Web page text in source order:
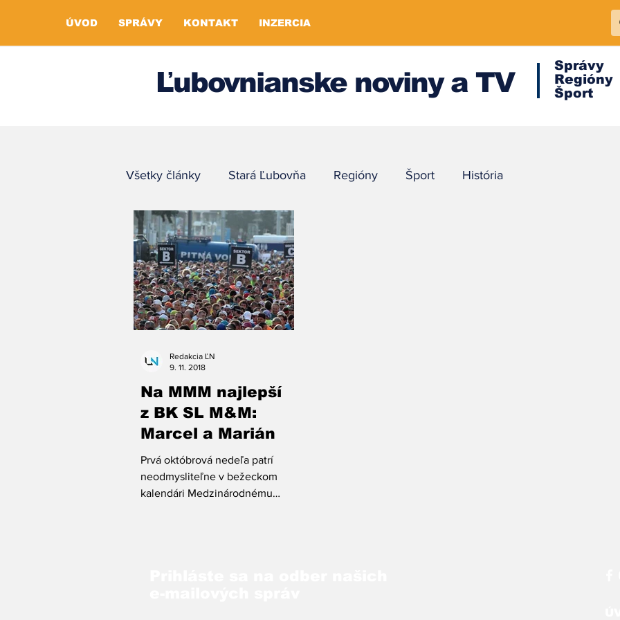
ÚVOD SPRÁVY KONTAKT INZERCIA
Ľubovnianske noviny a TV
Správy
Regióny
Šport
Všetky články Stará Ľubovňa Regióny Šport História
Na MMM najlepší
z BK SL M&M:
Marcel a Marián
Prvá októbrová nedeľa patrí
neodmysliteľne v bežeckom
kalendári Medzinárodnému
Redakcia ĽN
9. 11. 2018